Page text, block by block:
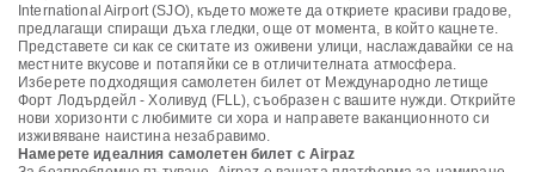
International Airport (SJO), където можете да откриете красиви градове,
предлагащи спиращи дъха гледки, още от момента, в който кацнете.
Представете си как се скитате из оживени улици, наслаждавайки се на
местните вкусове и потапяйки се в отличителната атмосфера.
Изберете подходящия самолетен билет от Международно летище
Форт Лодърдейл - Холивуд (FLL), съобразен с вашите нужди. Открийте
нови хоризонти с любимите си хора и направете ваканционното си
изживяване наистина незабравимо.
Намерете идеалния самолетен билет с Airpaz